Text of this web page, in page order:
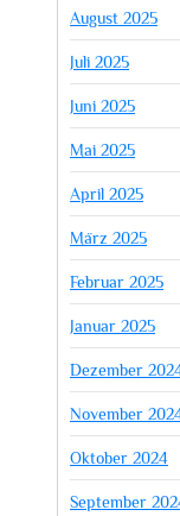
August 2025
Juli 2025
Juni 2025
Mai 2025
April 2025
März 2025
Februar 2025
Januar 2025
Dezember
November
Oktober 2024
September